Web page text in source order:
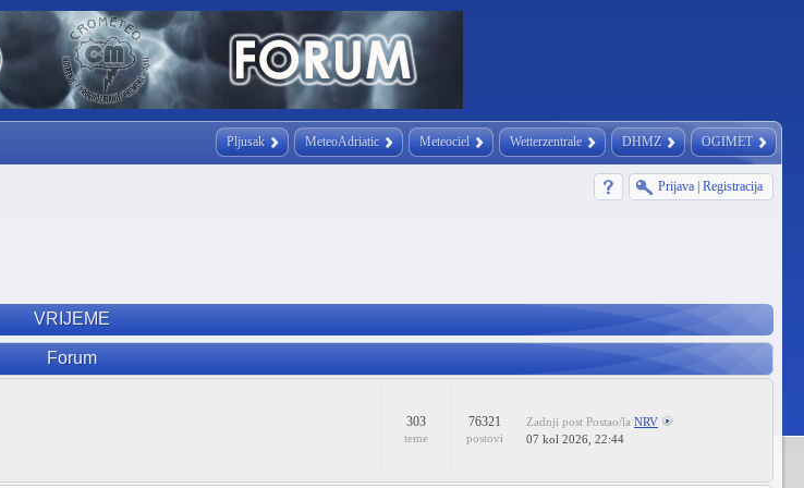
Pljusak MeteoAdriatic Meteociel Wetterzentrale DHMZ OGIMET
Prijava Registracija
VRIJEME
Forum
303
teme
76321
postovi
Zadnji post Postao/la NRV
07 kol 2026, 22:44